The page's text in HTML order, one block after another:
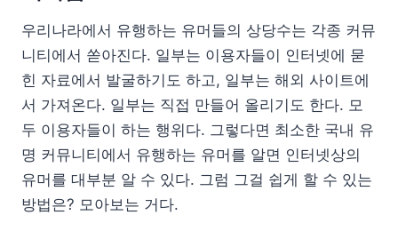
우리나라에서 유행하는 유머들의 상당수는 각종 커뮤
니티에서 쏟아진다. 일부는 이용자들이 인터넷에 묻
힌 자료에서 발굴하기도 하고, 일부는 해외 사이트에
서 가져온다. 일부는 직접 만들어 올리기도 한다. 모
두 이용자들이 하는 행위다. 그렇다면 최소한 국내 유
명 커뮤니티에서 유행하는 유머를 알면 인터넷상의
유머를 대부분 알 수 있다. 그럼 그걸 쉽게 할 수 있는
방법은? 모아보는 거다.